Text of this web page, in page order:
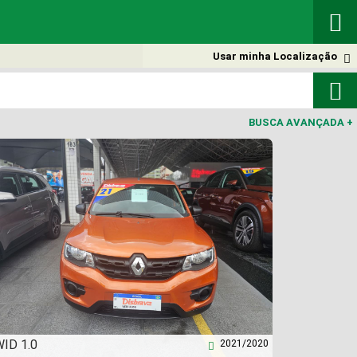


Usar minha Localização

BUSCA AVANÇADA +
1.0 2021/2020
